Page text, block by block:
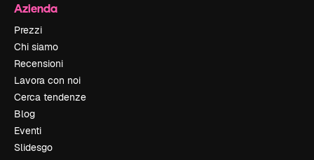
Azienda
Prezzi
Chi siamo
Recensioni
Lavora con noi
Cerca tendenze
Blog
Eventi
Slidesgo